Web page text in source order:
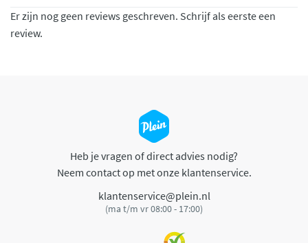
Er zijn nog geen reviews geschreven. Schrijf als eerste een
review.
Heb je vragen of direct advies nodig?
Neem contact op met onze klantenservice.
klantenservice@plein.nl
(ma t/m vr 08:00 - 17:00)